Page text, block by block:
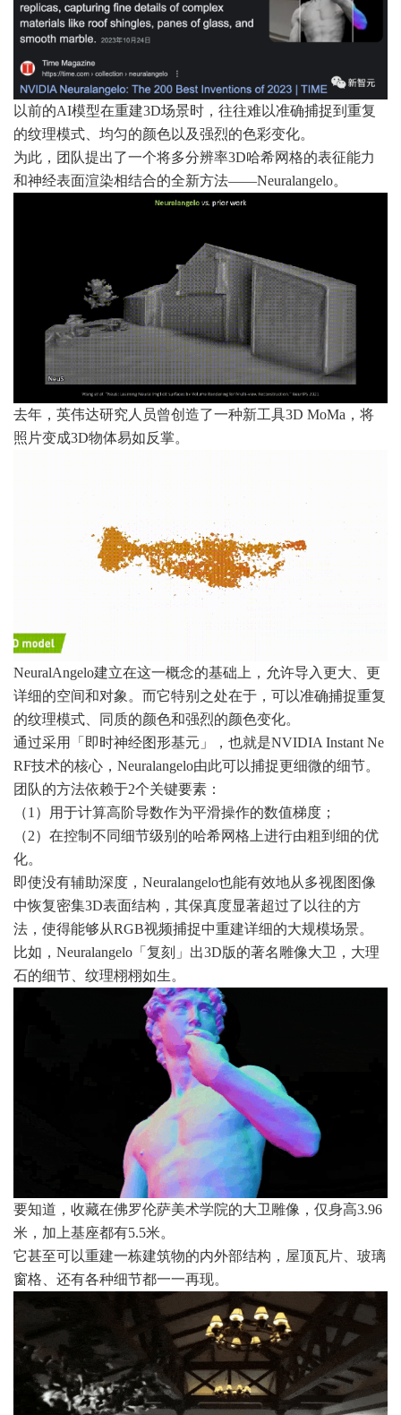
以前的AI模型在重建3D场景时，往往难以准确捕捉到重复
的纹理模式、均匀的颜色以及强烈的色彩变化。
为此，团队提出了一个将多分辨率3D哈希网格的表征能力
和神经表面渲染相结合的全新方法——Neuralangelo。
去年，英伟达研究人员曾创造了一种新工具3D MoMa，将
照片变成3D物体易如反掌。
NeuralAngelo建立在这一概念的基础上，允许导入更大、更
详细的空间和对象。而它特别之处在于，可以准确捕捉重复
的纹理模式、同质的颜色和强烈的颜色变化。
通过采用「即时神经图形基元」，也就是NVIDIA Instant Ne
RF技术的核心，Neuralangelo由此可以捕捉更细微的细节。
团队的方法依赖于2个关键要素：
（1）用于计算高阶导数作为平滑操作的数值梯度；
（2）在控制不同细节级别的哈希网格上进行由粗到细的优
化。
即使没有辅助深度，Neuralangelo也能有效地从多视图图像
中恢复密集3D表面结构，其保真度显著超过了以往的方
法，使得能够从RGB视频捕捉中重建详细的大规模场景。
比如，Neuralangelo「复刻」出3D版的著名雕像大卫，大理
石的细节、纹理栩栩如生。
要知道，收藏在佛罗伦萨美术学院的大卫雕像，仅身高3.96
米，加上基座都有5.5米。
它甚至可以重建一栋建筑物的内外部结构，屋顶瓦片、玻璃
窗格、还有各种细节都一一再现。